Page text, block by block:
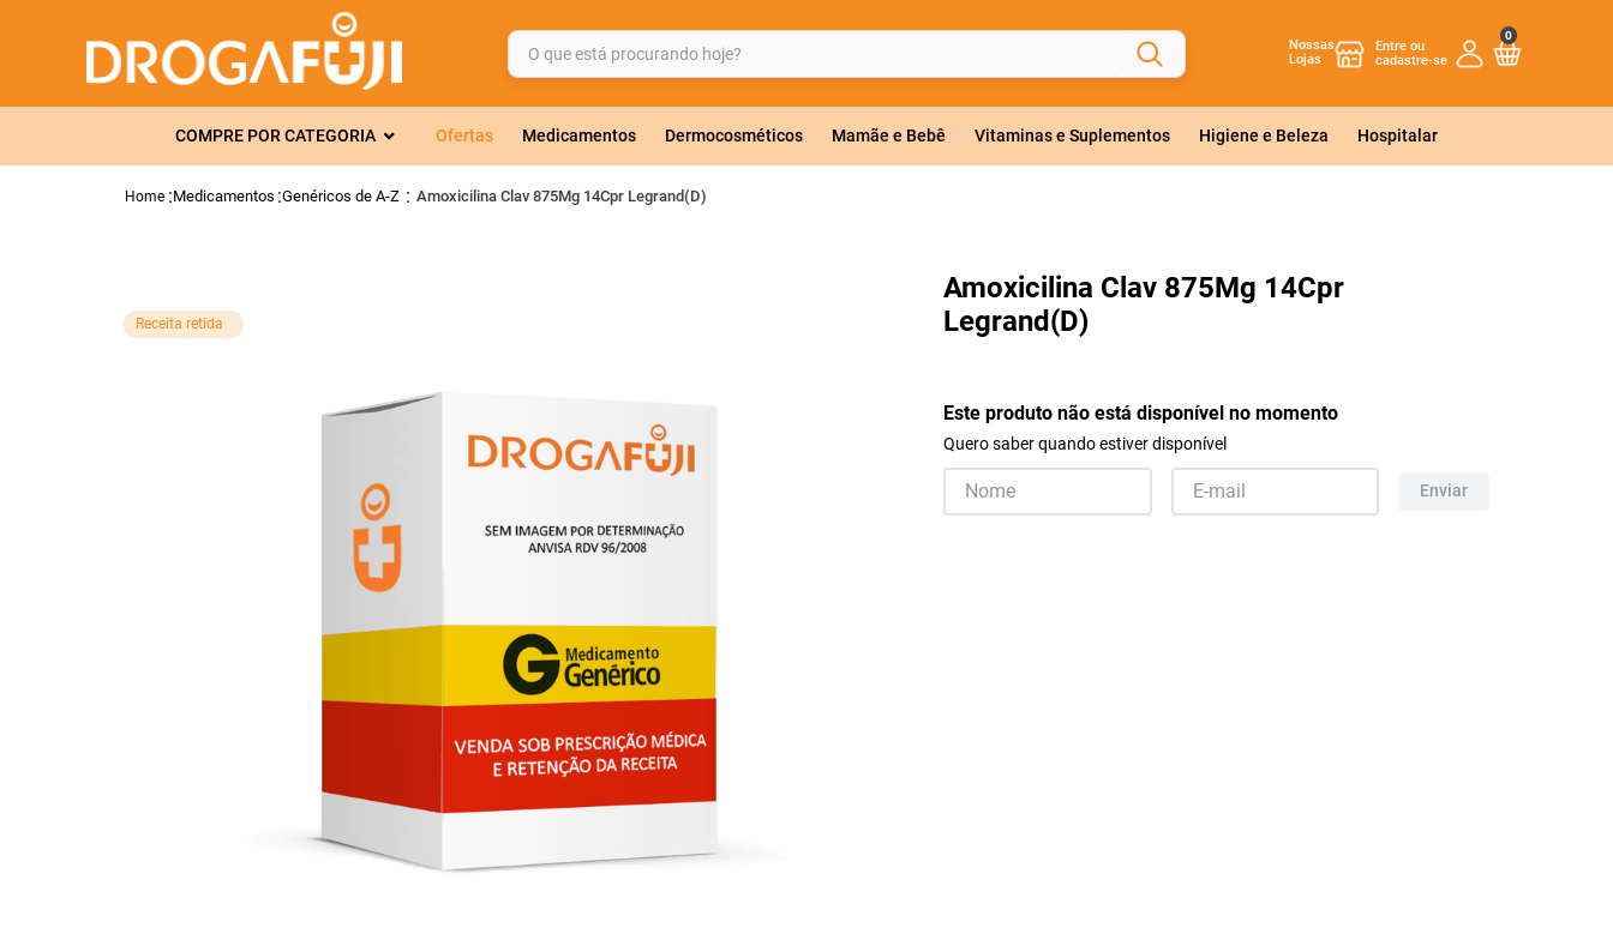
O que está procurando hoje?
Nossas
Lojas
0
COMPRE POR CATEGORIA Ofertas Medicamentos Dermocosméticos Mamãe e Bebê Vitaminas e Suplementos Higiene e Beleza Hospitalar
Medicamentos Genéricos de A-Z Amoxicilina Clav 875Mg 14Cpr Legrand(D)
Receita retida
Amoxicilina Clav 875Mg 14Cpr
Legrand(D)
Este produto não está disponível no momento
Quero saber quando estiver disponível
Enviar
TERMOS MAIS BUSCADOS
2 º
gelmax
7º
fraldas geriátricas
amoxicilina clavulanato